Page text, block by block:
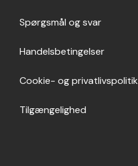
Spørgsmål og svar
Handelsbetingelser
Cookie- og privatlivspolitik
Tilgængelighed